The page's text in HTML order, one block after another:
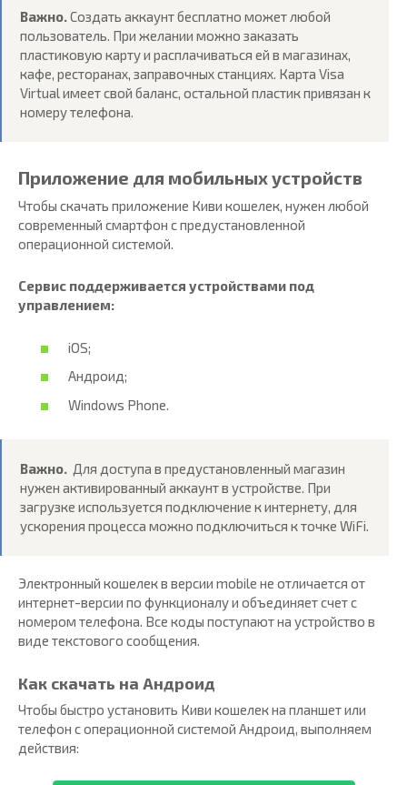
Важно.Создать аккаунт бесплатно может любой
пользователь. При желании можно заказать
пластиковую карту и расплачиваться ей в магазинах,
кафе, ресторанах, заправочных станциях. Карта Visa
Virtual имеет свой баланс, остальной пластик привязан к
номеру телефона.
Приложение для мобильных устройств
Чтобы скачать приложение Киви кошелек, нужен любой
современный смартфон с предустановленной
операционной системой.
Сервис поддерживается устройствами под
управлением:
iOS;
Андроид;
Windows Phone.
Важно.
Для доступа в предустановленный магазин
нужен активированный аккаунт в устройстве. При
загрузке используется подключение к интернету, для
ускорения процесса можно подключиться к точке WiFi.
Электронный кошелек в версии mobile не отличается от
интернет-версии по функционалу и объединяет счет с
номером телефона. Все коды поступают на устройство в
виде текстового сообщения.
Как скачать на Андроид
Чтобы быстро установить Киви кошелек на планшет или
телефон с операционной системой Андроид, выполняем
действия: